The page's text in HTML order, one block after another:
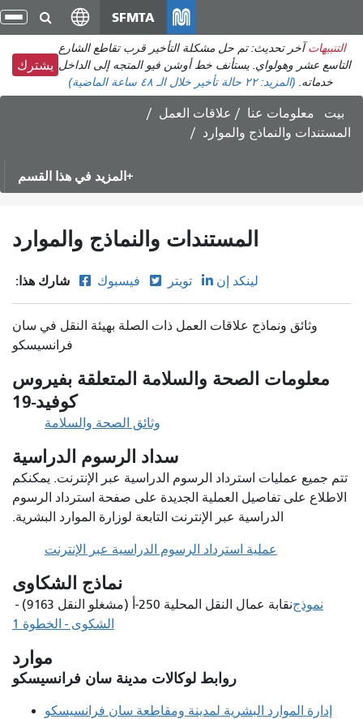
انتقل
إلى
المحتوى
الرئيسي
SFMTA
التنبيهات آخر تحديث: تم حل مشكلة التأخير قرب تقاطع الشارع
التاسع عشر وهولواي. يستأنف خط أوشن فيو المتجه إلى الداخل
خدماته. (المزيد:٢٢ حالة تأخير خلال الـ ٤٨ ساعة الماضية)
يشترك
بيت معلومات عنا
علاقات العمل
المستندات والنماذج والموارد
المزيد في هذا القسم
المستندات والنماذج والموارد
شارك هذا: فيسبوك تويتر لينكد إن
وثائق ونماذج علاقات العمل ذات الصلة بهيئة النقل في سان
فرانسيسكو
معلومات الصحة والسلامة المتعلقة بفيروس
كوفيد-19
وثائق الصحة والسلامة
سداد الرسوم الدراسية
تتم جميع عمليات استرداد الرسوم الدراسية عبر الإنترنت. يمكنكم
الاطلاع على تفاصيل العملية الجديدة على صفحة استرداد الرسوم
الدراسية عبر الإنترنت التابعة لوزارة الموارد البشرية.
عملية استرداد الرسوم الدراسية عبر الإنترنت
نماذج الشكاوى
نقابة عمال النقل المحلية 250-أ (مشغلو النقل 9163) -نموذج
الشكوى - الخطوة 1
موارد
روابط لوكالات مدينة سان فرانسيسكو
إدارة الموارد البشرية لمدينة ومقاطعة سان فرانسيسكو